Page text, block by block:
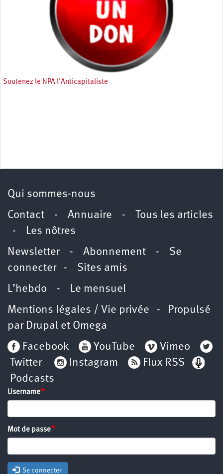
Soutenez le NPA l'Anticapitaliste
Qui sommes-nous
Contact - Annuaire - Tous les articles
-
Les nôtres
Newsletter- Abonnement - Se
connecter- Sites amis
L’hebdo -
Le mensuel
Mentions légales / Vie privée - Propulsé
par Drupal et Omega
Facebook
YouTube
Vimeo
Twitter
Instagram
Flux RSS
Podcasts
Username
Mot de passe
Se connecter